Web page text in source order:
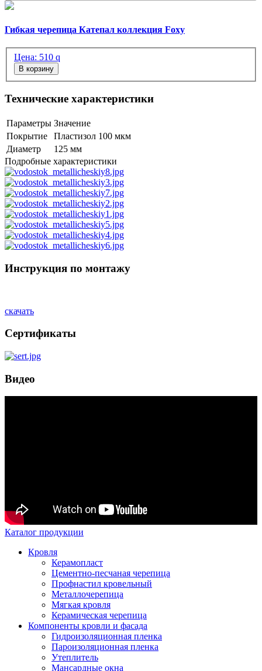
Гибкая черепица Катепал коллекция Foxy
Цена: 510 q
В корзину
Технические характеристики
Параметры Значение
Покрытие
Пластизол 100 мкм
Диаметр
125 мм
Подробные характеристики
Инструкция по монтажу
скачать
Сертификаты
Видео
Каталог продукции
Кровля
Керамопласт
Цементно-песчаная черепица
Профнастил кровельный
Металлочерепица
Мягкая кровля
Керамическая черепица
Компоненты кровли и фасада
Гидроизоляционная пленка
Пароизоляционная пленка
Утеплитель
Мансардные окна